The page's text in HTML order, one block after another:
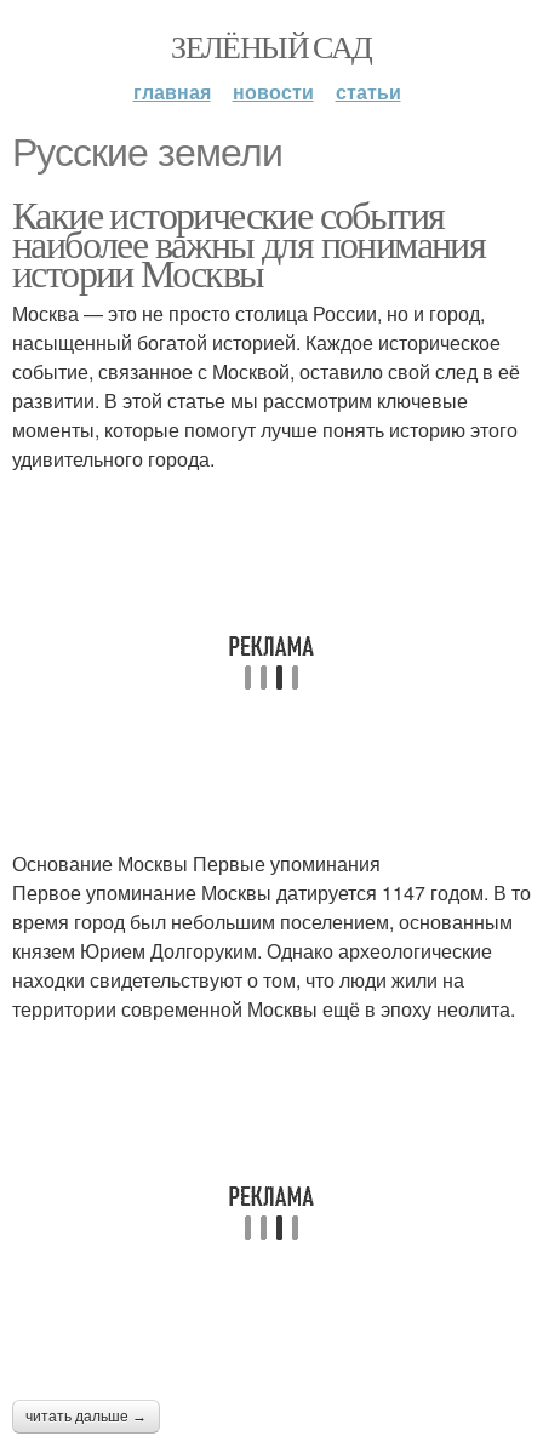
ЗЕЛЁНЫЙ САД
главная новости статьи
Русские земели
Какие исторические события
наиболее важны для понимания
истории Москвы
Москва — это не просто столица России, но и город,
насыщенный богатой историей. Каждое историческое
событие, связанное с Москвой, оставило свой след в её
развитии. В этой статье мы рассмотрим ключевые
моменты, которые помогут лучше понять историю этого
удивительного города.
Основание Москвы Первые упоминания
Первое упоминание Москвы датируется 1147 годом. В то
время город был небольшим поселением, основанным
князем Юрием Долгоруким. Однако археологические
находки свидетельствуют о том, что люди жили на
территории современной Москвы ещё в эпоху неолита.
читать дальше →